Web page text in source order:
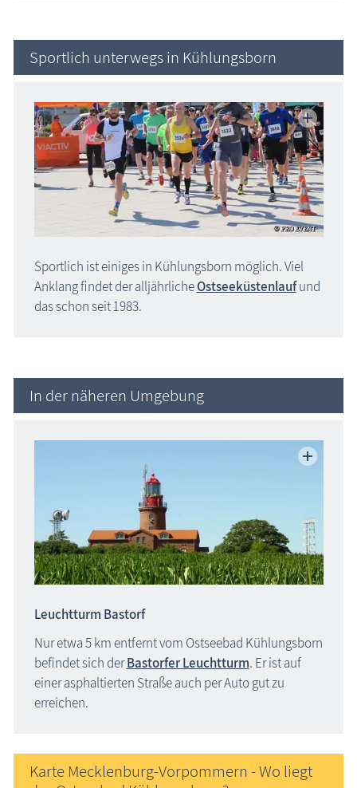
Sportlich unterwegs in Kühlungsborn
Sportlich ist einiges in Kühlungsborn möglich. Viel
Anklang findet der alljährlicheOstseeküstenlaufund
das schon seit 1983.
In der näheren Umgebung
Leuchtturm Bastorf
Nur etwa 5 km entfernt vom Ostseebad Kühlungsborn
befindet sich derBastorfer Leuchtturm. Er ist auf
einer asphaltierten Straße auch per Auto gut zu
erreichen.
Karte Mecklenburg-Vorpommern - Wo liegt